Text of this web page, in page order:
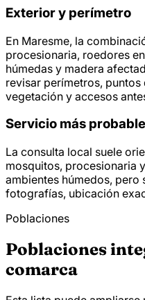
Exterior y perímetro
En Maresme, la
procesionaria, roedores
húmedas y madera
revisar perímetros,
vegetación y accesos
Servicio más probable
La consulta local suele
mosquitos, procesionaria
ambientes húmedos,
fotografías, ubicación
Poblaciones
Poblaciones
comarca